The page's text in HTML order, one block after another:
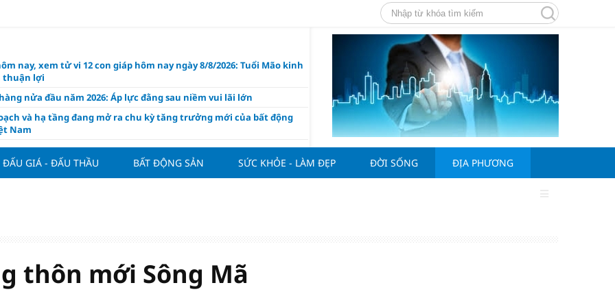
nay, xem tử vi 12 con giáp hôm nay ngày 8/8/2026: Tuổi Mão kinh
thuận lợi
nửa đầu năm 2026: Áp lực đằng sau niềm vui lãi lớn
và hạ tầng đang mở ra chu kỳ tăng trưởng mới của bất động
Nam
giảm 30% thuế cho hộ, cá nhân kinh doanh, doanh nghiệp thu
tỷ đồng
hôm nay 7/8: Thị trường lặng sóng
vụ Rodri mở đường cho Man Utd sở hữu tiền vệ báu vật của
thức đối với tham vọng công nghệ của Đông Nam Á
ĐẤU GIÁ - ĐẤU THẦU BẤT ĐỘNG SẢN SỨC KHỎE - LÀM ĐẸP ĐỜI SỐNG ĐỊA PHƯƠNG
thôn mới Sông Mã